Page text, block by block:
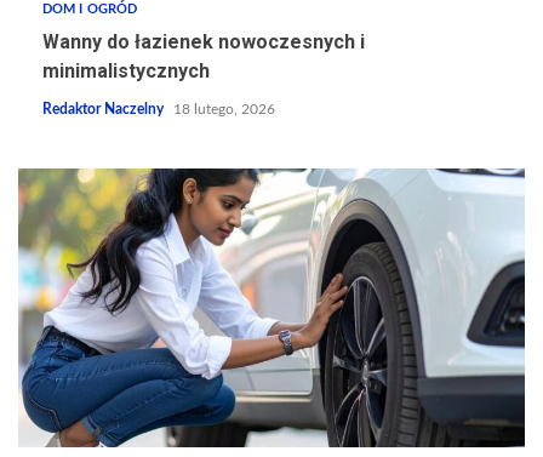
DOM I OGRÓD
Wanny do łazienek nowoczesnych i
minimalistycznych
Redaktor Naczelny 18 lutego, 2026